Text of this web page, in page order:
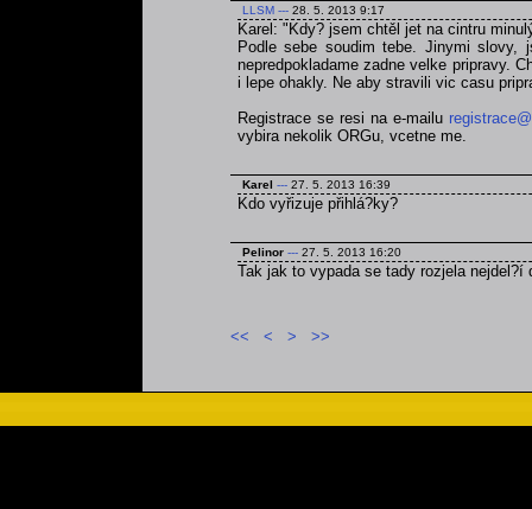
LLSM --- 28. 5. 2013 9:17
Karel: "Kdy? jsem chtěl jet na cintru
Podle sebe soudim tebe. Jinymi
nepredpokladame zadne velke pripravy.
i lepe ohakly. Ne aby stravili vic casu
Registrace se resi na e-mailu
vybira nekolik ORGu, vcetne me.
Karel --- 27. 5. 2013 16:39
Kdo vyřizuje přihlá?ky?
Pelinor --- 27. 5. 2013 16:20
Tak jak to vypada se tady rozjela nejdel?í
<< < > >>